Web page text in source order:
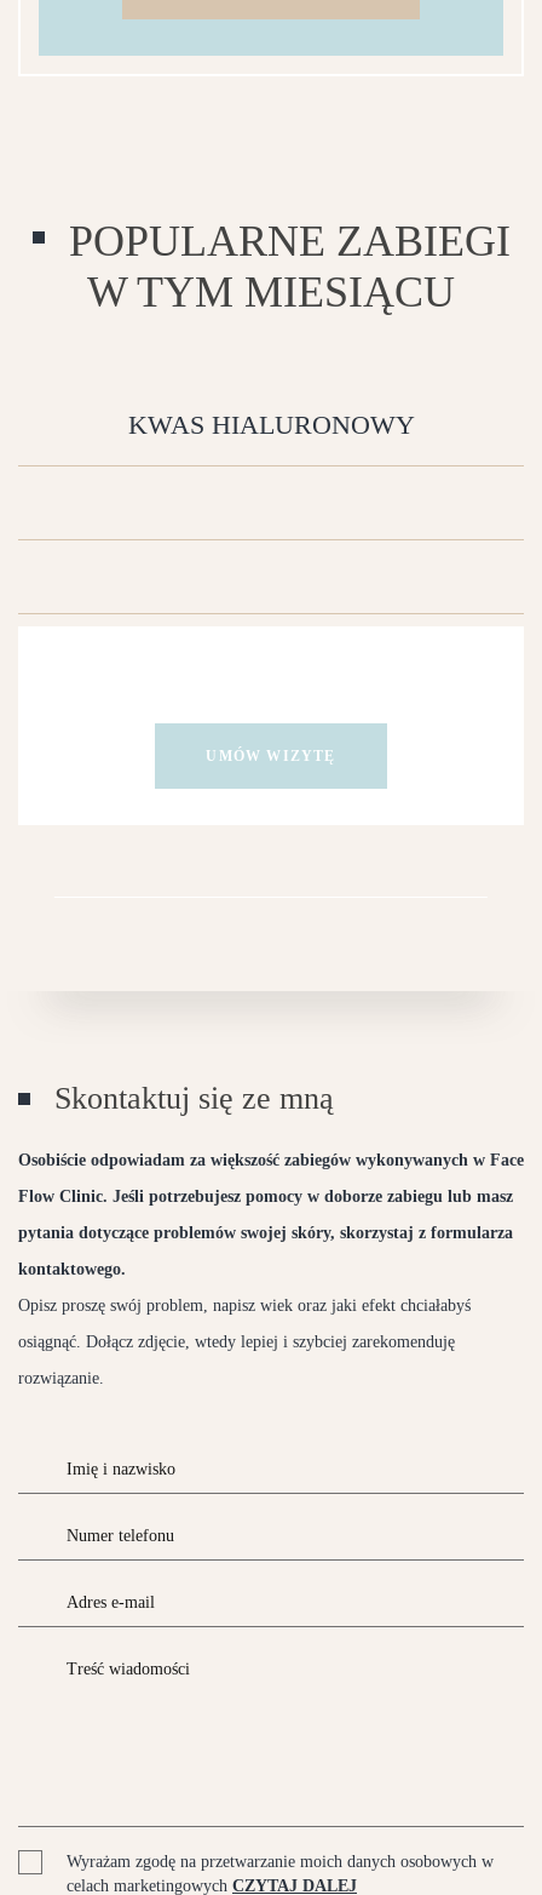
POPULARNE ZABIEGI
W TYM MIESIĄCU
KWAS HIALURONOWY
UMÓW WIZYTĘ
Skontaktuj się ze mną
Osobiście odpowiadam za większość zabiegów wykonywanych w Face
Flow Clinic. Jeśli potrzebujesz pomocy w doborze zabiegu lub masz
pytania dotyczące problemów swojej skóry, skorzystaj z formularza
kontaktowego.
Opisz proszę swój problem, napisz wiek oraz jaki efekt chciałabyś
osiągnąć. Dołącz zdjęcie, wtedy lepiej i szybciej zarekomenduję
rozwiązanie.
Wyrażam zgodę na przetwarzanie moich danych osobowych w
celach marketingowych CZYTAJ DALEJ